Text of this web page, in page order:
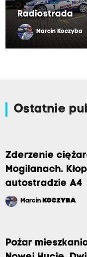
Radiostrada
Marcin Koczyba
Ostatnie
Zderzenie
Mogilanach.
autostradzie A4
Marcin KOCZYBA
Pożar